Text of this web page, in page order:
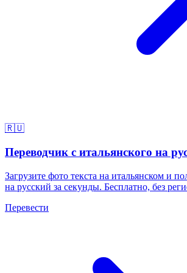
🇷🇺
Переводчик с итальянского на
Загрузите фото текста на итальянском и
на русский за секунды. Бесплатно, без
Перевести